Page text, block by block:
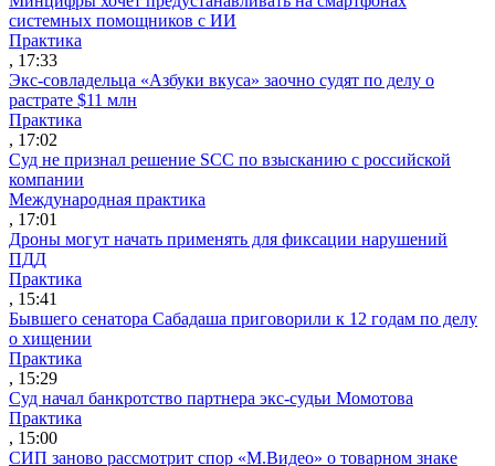
системных помощников с ИИ
Практика
, 17:33
Экс-совладельца «Азбуки вкуса» заочно судят по делу о
растрате $11 млн
Практика
, 17:02
Суд не признал решение SCC по взысканию с российской
компании
Международная практика
, 17:01
Дроны могут начать применять для фиксации нарушений
ПДД
Практика
, 15:41
Бывшего сенатора Сабадаша приговорили к 12 годам по делу
о хищении
Практика
, 15:29
Суд начал банкротство партнера экс-судьи Момотова
Практика
, 15:00
СИП заново рассмотрит спор «М.Видео» о товарном знаке